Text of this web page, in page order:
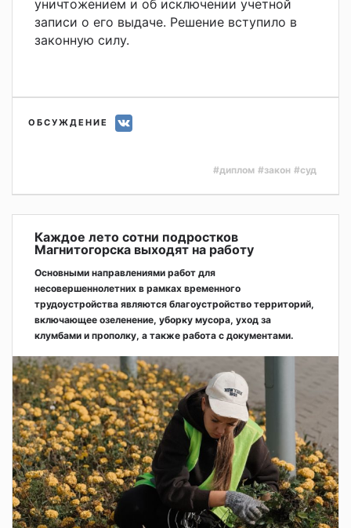
уничтожением и об исключении учетной
записи о его выдаче. Решение вступило в
законную силу.
ОБСУЖДЕНИЕ
#диплом #закон #суд
Каждое лето сотни подростков
Магнитогорска выходят на работу
Основными направлениями работ для
несовершеннолетних в рамках временного
трудоустройства являются благоустройство территорий,
включающее озеленение, уборку мусора, уход за
клумбами и прополку, а также работа с документами.